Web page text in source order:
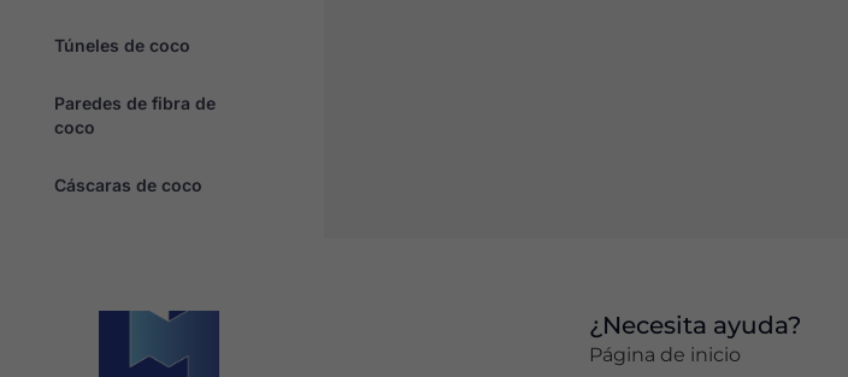
Túneles de coco
Paredes de fibra de
coco
Cáscaras de coco
¿Necesita ayuda?
Página de inicio